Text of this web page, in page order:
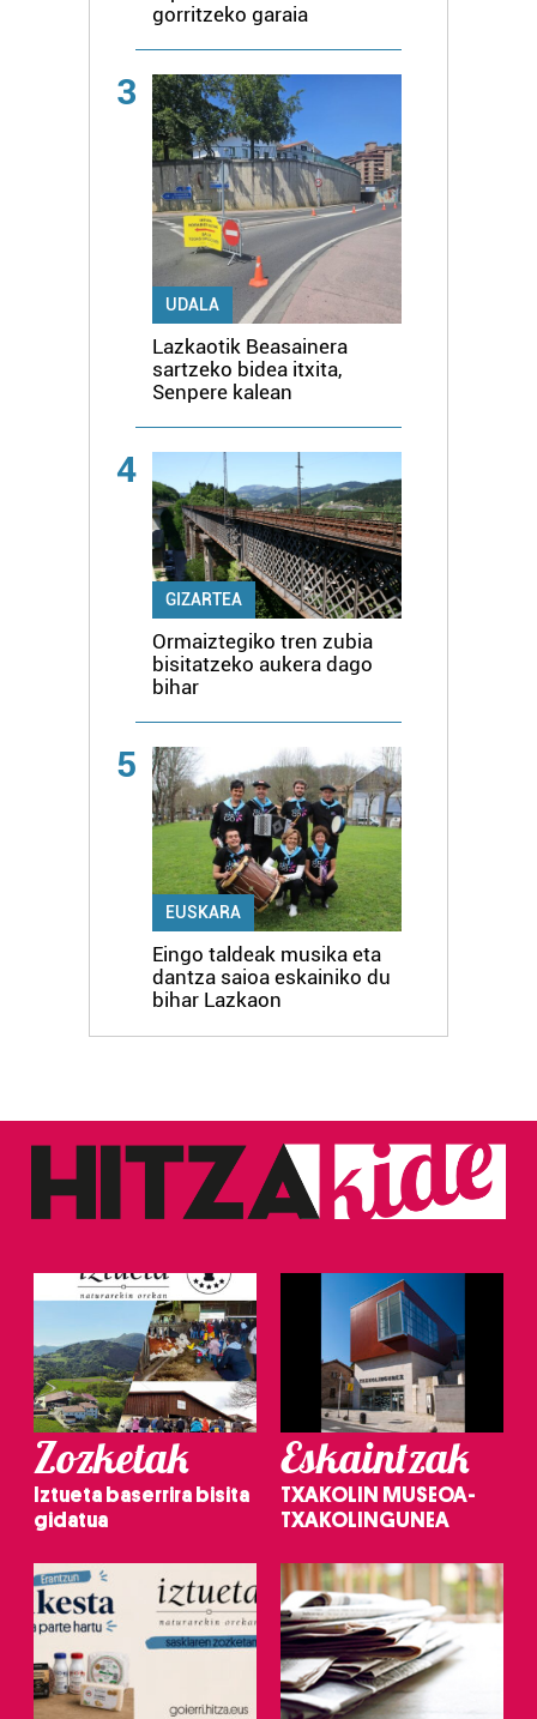
gorritzeko garaia
3
UDALA
Lazkaotik Beasainera
sartzeko bidea itxita,
Senpere kalean
4
GIZARTEA
Ormaiztegiko tren zubia
bisitatzeko aukera dago
bihar
5
EUSKARA
Eingo taldeak musika eta
dantza saioa eskainiko du
bihar Lazkaon
Zozketak
Iztueta baserrira bisita
gidatua
Eskaintzak
TXAKOLIN MUSEOA-
TXAKOLINGUNEA